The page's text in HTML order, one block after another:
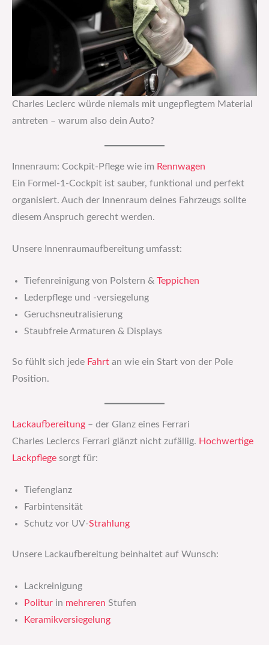
Charles Leclerc würde niemals mit ungepflegtem Material
antreten – warum also dein Auto?
Innenraum: Cockpit-Pflege wie im Rennwagen
Ein Formel-1-Cockpit ist sauber, funktional und perfekt
organisiert. Auch der Innenraum deines Fahrzeugs sollte
diesem Anspruch gerecht werden.
Unsere Innenraumaufbereitung umfasst:
Tiefenreinigung von Polstern &
Teppichen
Lederpflege und -versiegelung
Geruchsneutralisierung
Staubfreie Armaturen & Displays
So fühlt sich jede Fahrt an wie ein Start von der Pole
Position.
Lackaufbereitung – der Glanz eines Ferrari
Charles Leclercs Ferrari glänzt nicht zufällig. Hochwertige
Lackpflege sorgt für:
Tiefenglanz
Farbintensität
Schutz vor UV-Strahlung
Unsere Lackaufbereitung beinhaltet auf Wunsch:
Lackreinigung
Politur in mehreren Stufen
Keramikversiegelung